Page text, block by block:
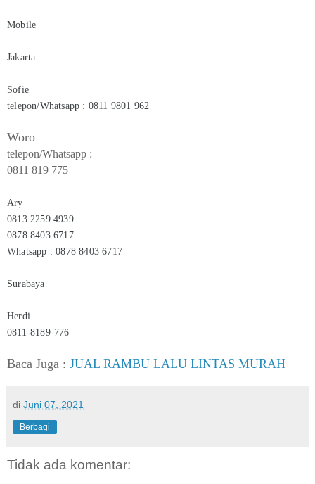
Mobile
Jakarta
Sofie
telepon/Whatsapp : 0811 9801 962
Woro
telepon/Whatsapp :
0811 819 775
Ary
0813 2259 4939
0878 8403 6717
Whatsapp : 0878 8403 6717
Surabaya
Herdi
0811-8189-776
Baca Juga : JUAL RAMBU LALU LINTAS MURAH
di Juni 07, 2021
Berbagi
Tidak ada komentar: